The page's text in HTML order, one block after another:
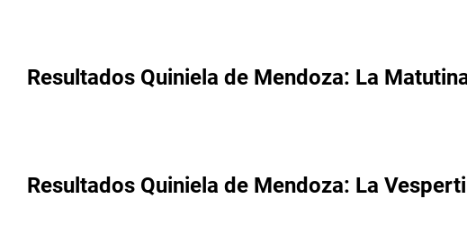
Resultados Quiniela de Mendoza: La
Resultados Quiniela de Mendoza: La